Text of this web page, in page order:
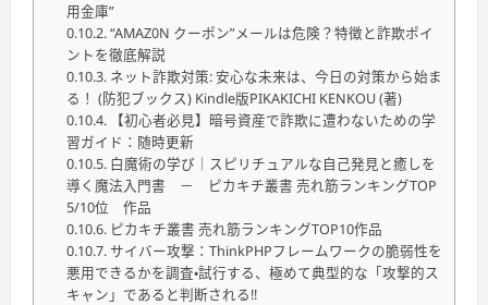
用金庫”
“AMAZ0N クーポン”メールは危険？特徴と詐欺ポイ
ントを徹底解説
ネット詐欺対策: 安心な未来は、今日の対策から始ま
る！ (防犯ブックス) Kindle版PIKAKICHI KENKOU (著)
【初心者必見】暗号資産で詐欺に遭わないための学
習ガイド：随時更新
白魔術の学び｜スピリチュアルな自己発見と癒しを
導く魔法入門書 － ピカキチ叢書 売れ筋ランキングTOP
5/10位 作品
ピカキチ叢書 売れ筋ランキングTOP10作品
サイバー攻撃：ThinkPHPフレームワークの脆弱性を
悪用できるかを調査・試行する、極めて典型的な「攻撃的ス
キャン」であると判断される!!